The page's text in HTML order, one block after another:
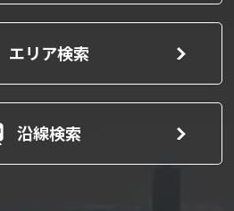
エリア検索
沿線検索